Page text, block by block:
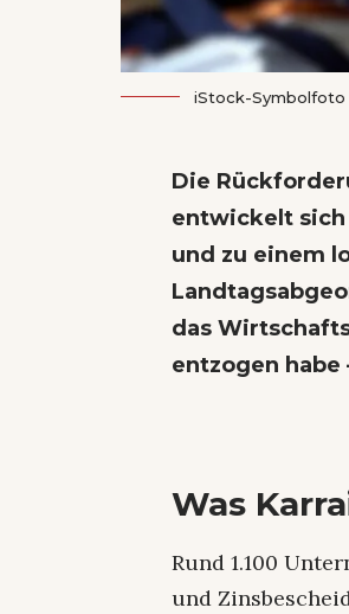
iStock-Symbolfoto
Die
entwickelt sich
und zu einem
das
entzogen habe
Was
Rund 1.100
und